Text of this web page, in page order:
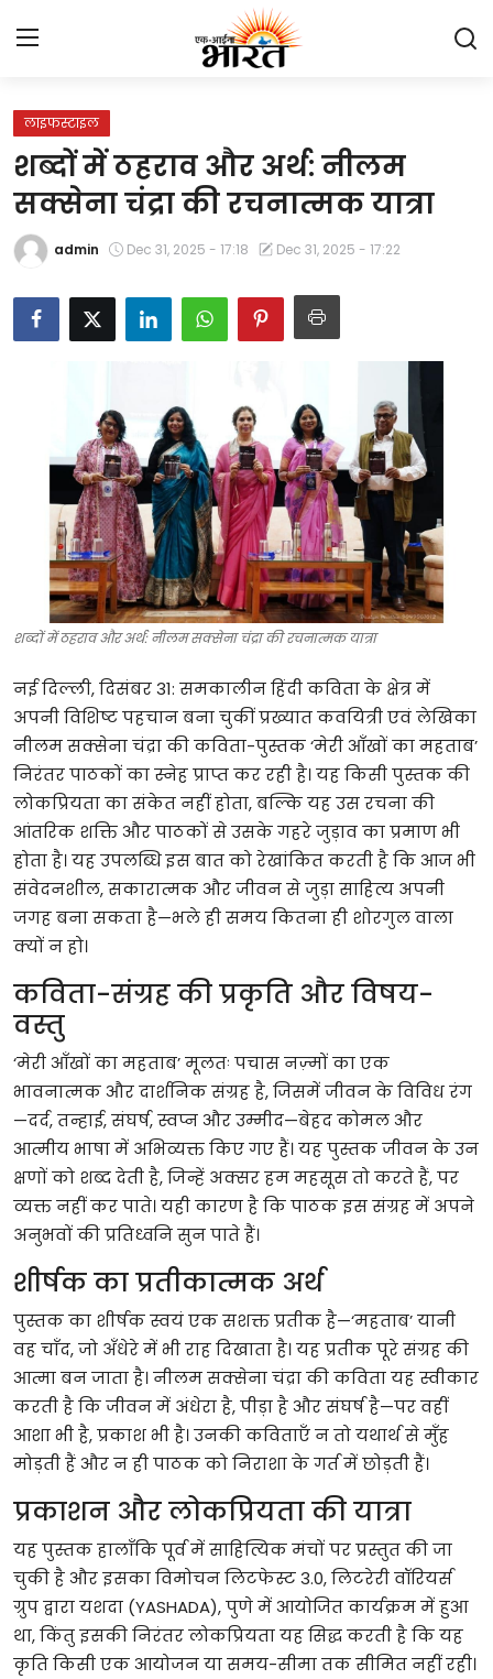
Home
प्रेस रिलीज़
देश
राजस्थान
मनोरंजन
टेक्नोलॉजी
खेल
फैशन
संपादकीय
बिज़नेस
लाइफस्टाइल
शब्दों में ठहराव और अर्थ: नीलम
सक्सेना चंद्रा की रचनात्मक यात्रा
admin Dec 31, 2025 - 17:18 Dec 31, 2025 - 17:22
शब्दों में ठहराव और अर्थ: नीलम सक्सेना चंद्रा की रचनात्मक यात्रा
नईदिल्ली,दिसंबर31: समकालीनहिंदीकविताके क्षेत्रमें
अपनीविशिष्टपहचानबनाचुकींप्रख्यातकवयित्रीएवंलेखिका
नीलमसक्सेनाचंद्राकीकविता-पुस्तक‘मेरीआँखोंकामहताब’
निरंतरपाठकोंकास्नेहप्राप्तकररहीहै।यहकिसीपुस्तककी
लोकप्रियताकासंकेतनहींहोता,बल्कियहउसरचनाकी
आंतरिक शक्तिऔरपाठकोंसेउसकेगहरेजुड़ावकाप्रमाणभी
होताहै।यहउपलब्धिइसबातकोरेखांकितकरतीहैकिआजभी
संवेदनशील,सकारात्मकऔरजीवनसेजुड़ासाहित्य अपनी
जगहबनासकताहै—भलेहीसमयकितनाही शोरगुलवाला
क्योंनहो।
कविता-संग्रहकीप्रकृति औरविषय-
वस्तु
‘मेरीआँखोंकामहताब’मूलतः पचासनज़्मोंकाएक
भावनात्मकऔरदार्शनिकसंग्रहहै,जिसमेंजीवनकेविविधरंग
—दर्द,तन्हाई,संघर्ष,स्वप्नऔरउम्मीद—बेहदकोमलऔर
आत्मीयभाषामें अभिव्यक्तकिएगएहैं।यहपुस्तकजीवनकेउन
क्षणोंको शब्ददेतीहै,जिन्हें अक्सरहममहसूसतोकरतेहैं,पर
व्यक्तनहींकरपाते।यहीकारणहैकिपाठकइससंग्रहमें अपने
अनुभवोंकीप्रतिध्वनिसुनपातेहैं।
शीर्षककाप्रतीकात्मक अर्थ
पुस्तकका शीर्षकस्वयंएकसशक्तप्रतीकहै—‘महताब’यानी
वहचाँद,जो अँधेरेमेंभीराहदिखाताहै।यहप्रतीकपूरेसंग्रहकी
आत्माबनजाताहै।नीलमसक्सेनाचंद्राकीकवितायहस्वीकार
करतीहैकिजीवनमें अंधेराहै,पीड़ाहैऔरसंघर्षहै—परवहीं
आशाभीहै,प्रकाशभीहै।उनकीकविताएँनतोयथार्थसेमुँह
मोड़तीहैंऔरनहीपाठककोनिराशाकेगर्तमेंछोड़तीहैं।
प्रकाशन औरलोकप्रियताकीयात्रा
यहपुस्तकहालाँकिपूर्वमेंसाहित्यिकमंचोंपरप्रस्तुतकीजा
चुकीहैऔरइसकाविमोचनलिटफेस्ट3.0,लिटरेरीवॉरियर्स
ग्रुपद्वारायशदा (YASHADA),पुणेमेंआयोजितकार्यक्रममेंहुआ
था,किंतुइसकीनिरंतरलोकप्रियतायहसिद्धकरतीहैकियह
कृतिकिसीएकआयोजनयासमय-सीमातकसीमितनहींरही।